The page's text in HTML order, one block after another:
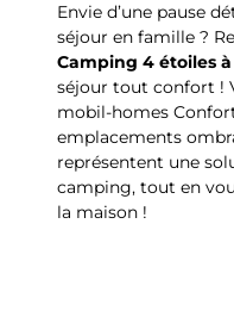
Envie d’une pause
séjour en famille ?
Camping 4 étoiles
séjour tout confort !
mobil-homes
emplacements
représentent une
camping, tout en
la maison !